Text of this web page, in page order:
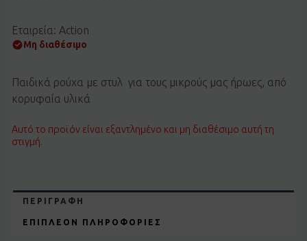
Εταιρεία: Action
Μη διαθέσιμο
Παιδικά ρούχα με στυλ για τους μικρούς μας ήρωες, από
κορυφαία υλικά
Αυτό το προϊόν είναι εξαντλημένο και μη διαθέσιμο αυτή τη
στιγμή.
ΠΕΡΙΓΡΑΦΉ
ΕΠΙΠΛΈΟΝ ΠΛΗΡΟΦΟΡΊΕΣ